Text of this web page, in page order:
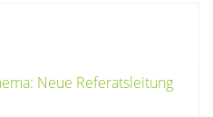
Neue Referatsleitung